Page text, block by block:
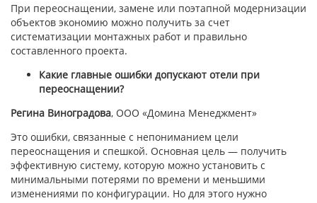
При переоснащении, замене или поэтапной модернизации
объектов экономию можно получить за счет
систематизации монтажных работ и правильно
составленного проекта.
Какие главные ошибки допускают отели при
переоснащении?
Регина Виноградова, ООО «Домина Менеджмент»
Это ошибки, связанные с непониманием цели
переоснащения и спешкой. Основная цель — получить
эффективную систему, которую можно установить с
минимальными потерями по времени и меньшими
изменениями по конфигурации. Но для этого нужно